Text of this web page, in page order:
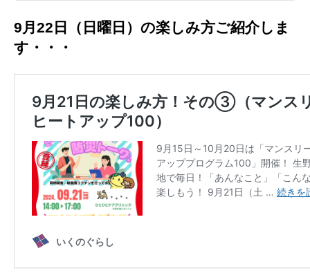
9月22 日（日曜日） の楽しみ方ご紹介しま
す・・・